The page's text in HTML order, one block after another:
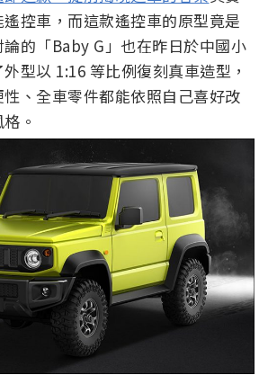
控車，而這款遙控車的原型竟是
的「Baby G」也在昨日於中國小
型以 1:16 等比例復刻真車造型，
、全車零件都能依照自己喜好改
。